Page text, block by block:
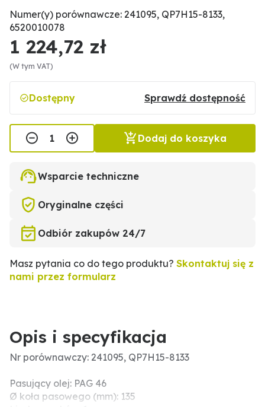
Numer(y) porównawcze: 241095, QP7H15-8133,
6520010078
1 224,72 zł
(W tym VAT)
Dostępny Sprawdź dostępność
Dodaj do koszyka
Wsparcie techniczne
Oryginalne części
Odbiór zakupów 24/7
Masz pytania co do tego produktu? Skontaktuj się z
nami przez formularz
Opis i specyfikacja
Nr porównawczy: 241095, QP7H15-8133
Pasujący olej: PAG 46
Ø koła pasowego (mm): 135